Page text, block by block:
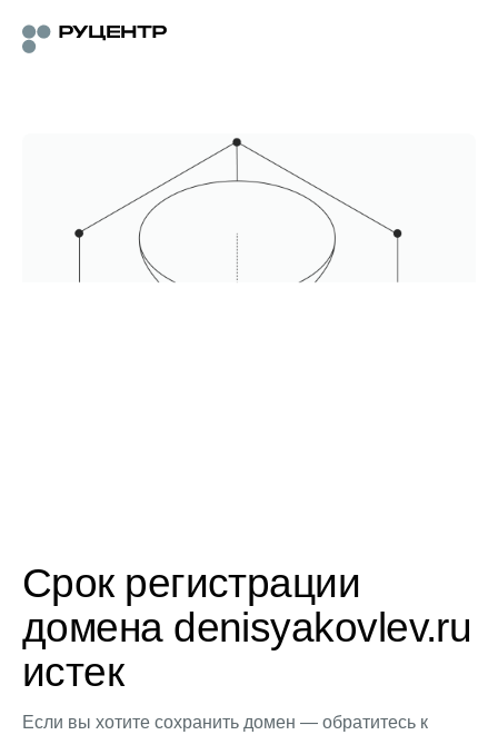
Срок регистрации
домена denisyakovlev.ru
истек
Если вы хотите сохранить домен — обратитесь к